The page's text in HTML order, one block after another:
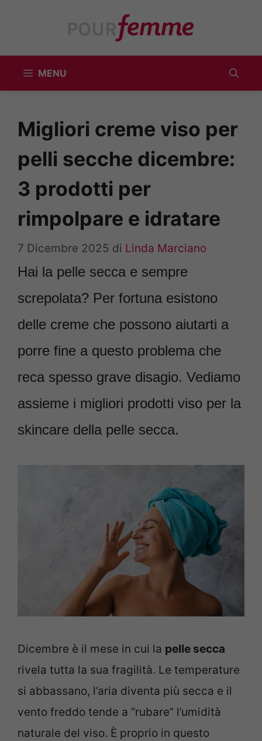
MENU
Migliori creme viso per
pelli secche dicembre:
3 prodotti per
rimpolpare e idratare
7 Dicembre 2025 di Linda Marciano
Hai la pelle secca e sempre
screpolata? Per fortuna esistono
delle creme che possono aiutarti a
porre fine a questo problema che
reca spesso grave disagio. Vediamo
assieme i migliori prodotti viso per la
skincare della pelle secca.
Dicembre è il mese in cui la pelle secca
rivela tutta la sua fragilità. Le temperature
si abbassano, l’aria diventa più secca e il
vento freddo tende a “rubare” l’umidità
naturale del viso. È proprio in questo